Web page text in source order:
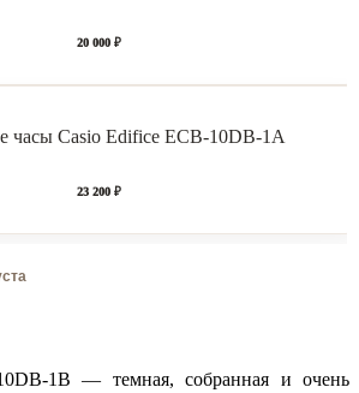
20 000 ₽
23 200 ₽
1B — темная, собранная и очень